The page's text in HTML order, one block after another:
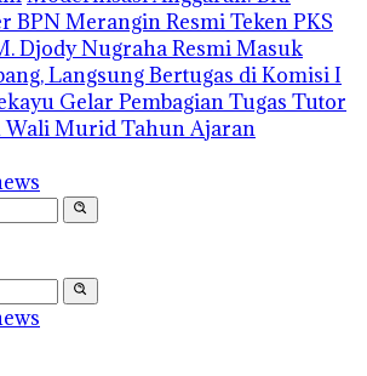
BPN Merangin Resmi Teken PKS
Djody Nugraha Resmi Masuk
Langsung Bertugas di Komisi I
Gelar Pembagian Tugas Tutor
Wali Murid Tahun Ajaran